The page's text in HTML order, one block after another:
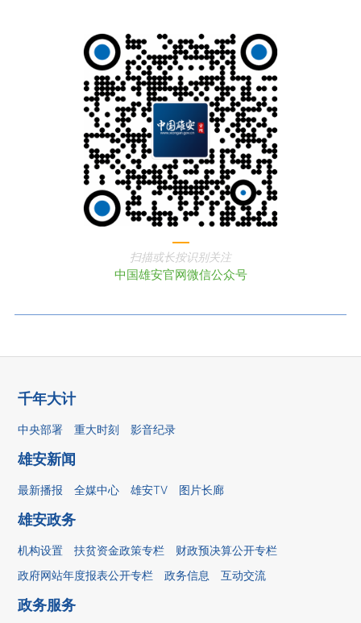
扫描或长按识别关注
中国雄安官网微信公众号
千年大计
中央部署 重大时刻 影音纪录
雄安新闻
最新播报 全媒中心 雄安TV 图片长廊
雄安政务
机构设置 扶贫资金政策专栏
财政预决算公开专栏
政府网站年度报表公开专栏
政务信息 互动交流
政务服务